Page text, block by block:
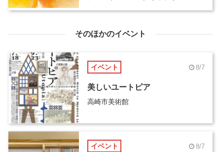
そのほかのイベント
イベント 8/7
美しいユートピア
高崎市美術館
イベント 8/7